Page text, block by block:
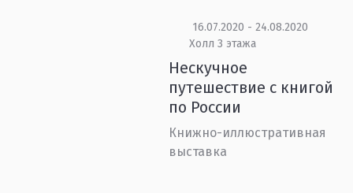
16.07.2020 - 24.08.2020
Холл 3 этажа
Нескучное
путешествие с книгой
по России
Книжно-иллюстративная
выставка